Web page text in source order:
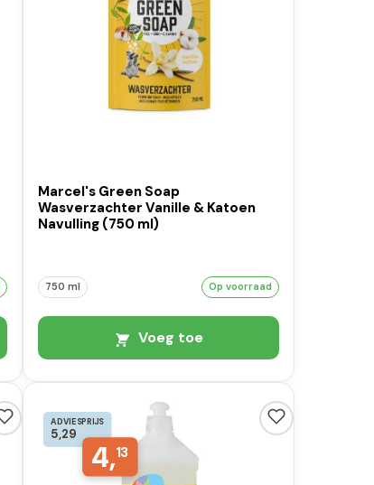
Marcel's Green Soap
Wasverzachter Vanille & Katoen
Navulling (750 ml)
750 ml Op voorraad
Voeg toe
ADVIESPRIJS
5,29
4,13